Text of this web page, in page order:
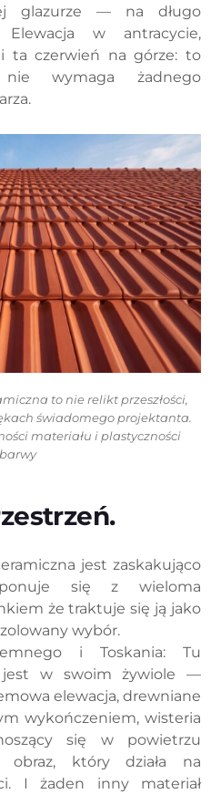
glazurze — na długo
w antracycie,
ta czerwień na górze: to
wymaga żadnego
to nie relikt przeszłości,
świadomego projektanta.
materiału i plastyczności
barwy
jest zaskakująco
się z wieloma
że traktuje się ją jako
wybór.
i Toskania: Tu
jest w swoim żywiole —
elewacja, drewniane
wykończeniem, wisteria
się w powietrzu
obraz, który działa na
I żaden inny materiał